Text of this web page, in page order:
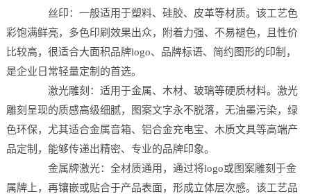
丝印：一般适用于塑料、硅胶、皮革等材质。该工艺色
彩饱满鲜亮，多色印刷效果出众，附着力强、不易褪色，且性价
比较高，很适合大面积品牌logo、品牌标语、简约图形的印制，
是企业日常轻量定制的首选。
激光雕刻：适用于金属、木材、玻璃等硬质材料。激光
雕刻呈现的质感高级细腻，图案文字永不脱落，无油墨污染，绿
色环保，尤其适合金属音箱、铝合金充电宝、木质文具等高端产
品定制，能够传递出精密、专业的品牌印象。
金属牌激光：全材质通用，通过将logo或图案雕刻于金
属牌上，再镶嵌或贴合于产品表面，形成立体层次感。该工艺品